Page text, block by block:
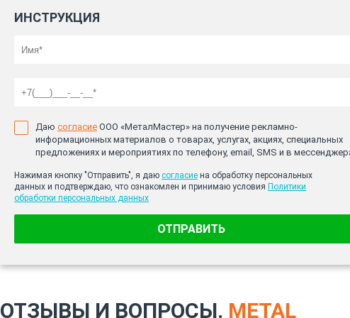
ИНСТРУКЦИЯ
Даю согласие ООО «МеталМастер» на получение рекламно-
информационных материалов о товарах, услугах, акциях, специальных
предложениях и мероприятиях по телефону, email, SMS и в
Нажимая кнопку "Отправить", я даю согласие на обработку персональных
данных и подтверждаю, что ознакомлен и принимаю условия Политики
обработки персональных данных
ОТПРАВИТЬ
ОТЗЫВЫ И ВОПРОСЫ. METAL